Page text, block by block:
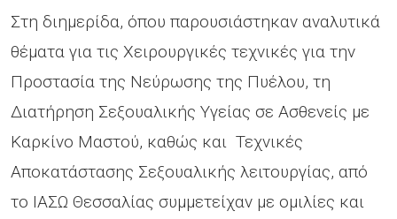
Στη διημερίδα, όπου παρουσιάστηκαν αναλυτικά
θέματα για τις Χειρουργικές τεχνικές για την
Προστασία της Νεύρωσης της Πυέλου, τη
Διατήρηση Σεξουαλικής Υγείας σε Ασθενείς με
Καρκίνο Μαστού, καθώς και Τεχνικές
Αποκατάστασης Σεξουαλικής λειτουργίας, από
το ΙΑΣΩ Θεσσαλίας συμμετείχαν με ομιλίες και